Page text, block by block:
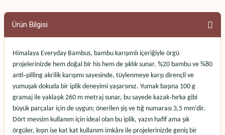
Ürün Bilgisi
Himalaya Everyday Bambus, bambu karışımlı içeriğiyle örgü
projelerinizde hem doğal bir his hem de şıklık sunar. %20 bambu ve %80
anti‑pilling akrilik karışımı sayesinde, tüylenmeye karşı dirençli ve
yumuşak dokuda bir iplik deneyimi yaşarsınız. Yumak başına 100 g
gramaj ile yaklaşık 260 m metraj sunar, bu sayede kazak‑hırka gibi
büyük parçalar için de uygun; önerilen şiş ve tığ numarası 3,5 mm’dir.
Dört mevsim kullanım için ideal olan bu iplik, yazın hafif ama şık
örgüler, kışın ise kat kat kullanım imkânı ile projelerinizde geniş bir